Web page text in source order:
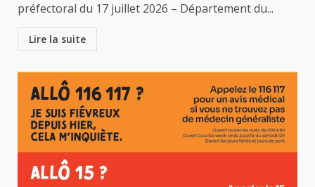
préfectoral du 17 juillet 2026 – Département du...
Lire la suite